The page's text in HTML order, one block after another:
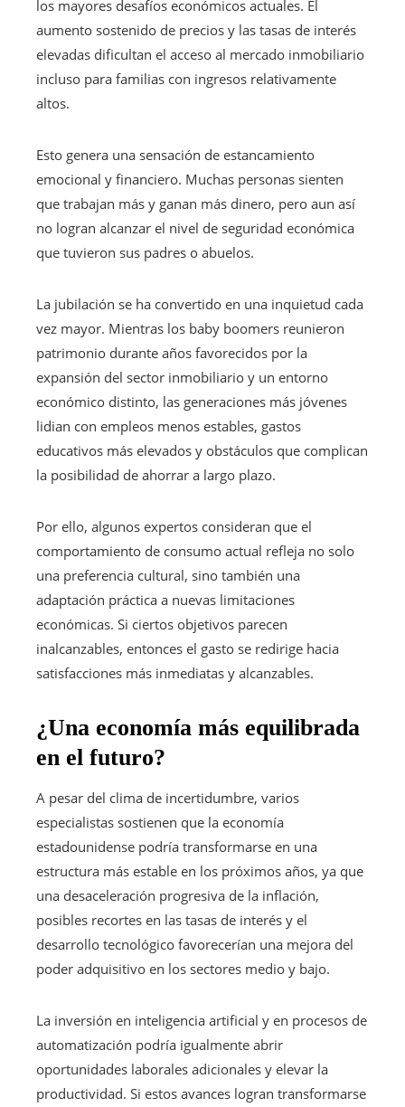
los mayores desafíos económicos actuales. El
aumento sostenido de precios y las tasas de interés
elevadas dificultan el acceso al mercado inmobiliario
incluso para familias con ingresos relativamente
altos.
Esto genera una sensación de estancamiento
emocional y financiero. Muchas personas sienten
que trabajan más y ganan más dinero, pero aun así
no logran alcanzar el nivel de seguridad económica
que tuvieron sus padres o abuelos.
La jubilación se ha convertido en una inquietud cada
vez mayor. Mientras los baby boomers reunieron
patrimonio durante años favorecidos por la
expansión del sector inmobiliario y un entorno
económico distinto, las generaciones más jóvenes
lidian con empleos menos estables, gastos
educativos más elevados y obstáculos que complican
la posibilidad de ahorrar a largo plazo.
Por ello, algunos expertos consideran que el
comportamiento de consumo actual refleja no solo
una preferencia cultural, sino también una
adaptación práctica a nuevas limitaciones
económicas. Si ciertos objetivos parecen
inalcanzables, entonces el gasto se redirige hacia
satisfacciones más inmediatas y alcanzables.
¿Una economía más equilibrada
en el futuro?
A pesar del clima de incertidumbre, varios
especialistas sostienen que la economía
estadounidense podría transformarse en una
estructura más estable en los próximos años, ya que
una desaceleración progresiva de la inflación,
posibles recortes en las tasas de interés y el
desarrollo tecnológico favorecerían una mejora del
poder adquisitivo en los sectores medio y bajo.
La inversión en inteligencia artificial y en procesos de
automatización podría igualmente abrir
oportunidades laborales adicionales y elevar la
productividad. Si estos avances logran transformarse